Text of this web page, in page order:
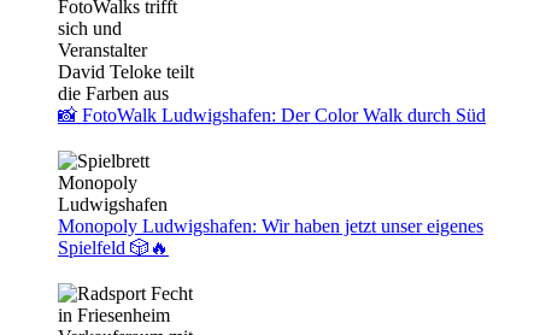
📸 FotoWalk Ludwigshafen: Der Color Walk durch Süd
Monopoly Ludwigshafen: Wir haben jetzt unser eigenes
Spielfeld 🎲🔥